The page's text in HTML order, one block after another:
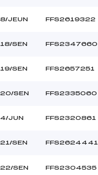
8/JEUN FFS2619322
18/SEN FFS2347660
19/SEN FFS2657251
20/SEN FFS2335060
4/JUN FFS2320861
21/SEN FFS2624441
22/SEN FFS2304535